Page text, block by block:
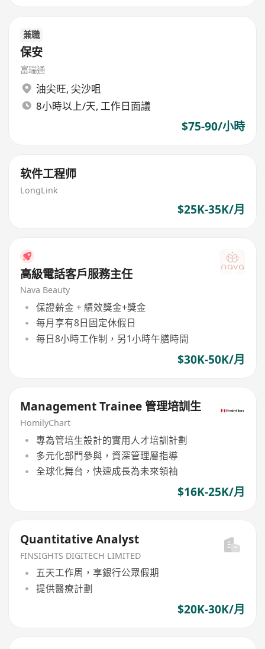
兼職
保安
富瑞通
油尖旺, 尖沙咀
8小時以上/天, 工作日面議
$75-90/小時
软件工程师
LongLink
$25K-35K/月
高級電話客戶服務主任
Nava Beauty
保證薪金 + 績效獎金+獎金
每月享有8日固定休假日
每日8小時工作制，另1小時午膳時間
$30K-50K/月
Management Trainee 管理培訓生
HomilyChart
專為管培生設計的實用人才培訓計劃
多元化部門參與，資深管理層指導
全球化舞台，快速成長為未來領袖
$16K-25K/月
Quantitative Analyst
FINSIGHTS DIGITECH LIMITED
五天工作周，享銀行公眾假期
提供醫療計劃
$20K-30K/月